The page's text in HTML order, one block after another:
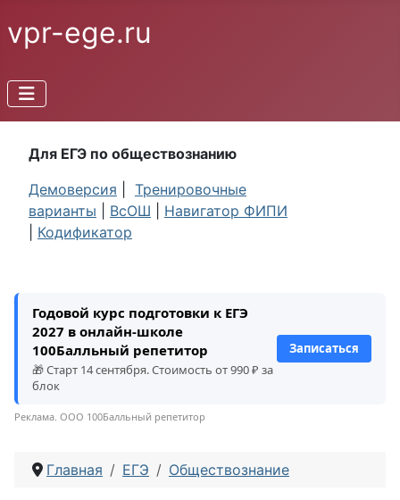
vpr-ege.ru
Для ЕГЭ по обществознанию
Демоверсия
Тренировочные
варианты
ВсОШ
Навигатор ФИПИ
Кодификатор
Годовой курс подготовки к ЕГЭ
2027 в онлайн-школе
100Балльный репетитор
🎁 Старт 14 сентября. Стоимость от 990 ₽ за
блок
Записаться
Реклама. ООО 100Балльный репетитор
Главная ЕГЭ Обществознание